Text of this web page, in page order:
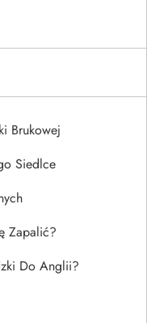
Brukowej
Siedlce
Zapalić?
Do Anglii?